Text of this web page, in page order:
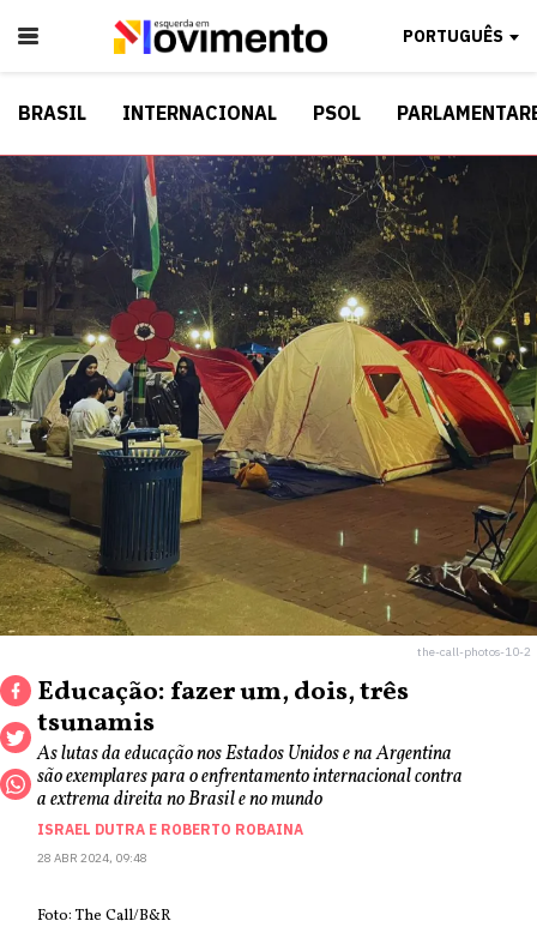
PORTUGUÊS
BRASIL INTERNACIONAL PSOL
the-call-photos-10-2
Educação: fazer um, dois, três
tsunamis
As lutas da educação nos Estados Unidos e na Argentina
são exemplares para o enfrentamento internacional contra
a extrema direita no Brasil e no mundo
ISRAEL DUTRA E ROBERTO ROBAINA
28 ABR 2024, 09:48
Foto: The Call/B&R